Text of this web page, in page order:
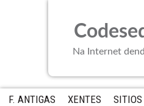
Na Internet
F. ANTIGAS XENTES SITIOS